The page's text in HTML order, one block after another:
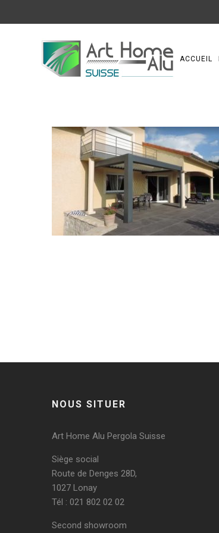
ACCUEIL
NOUS SITUER
Art Home Alu Pergola Suisse
Siège social
Route de Denges 28D,
1027 Lonay
Tél : 021 802 02 02
Second showroom